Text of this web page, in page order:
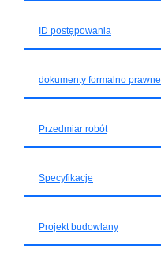
ID postępowania
dokumenty formalno prawne
Przedmiar robót
Specyfikacje
Projekt budowlany